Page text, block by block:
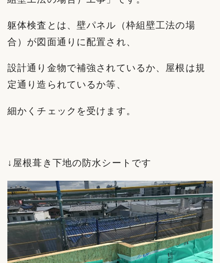
躯体検査とは、壁パネル（枠組壁工法の場
合）が図面通りに配置され、
設計通り金物で補強されているか、屋根は規
定通り造られているか等、
細かくチェックを受けます。
↓屋根葺き下地の防水シートです